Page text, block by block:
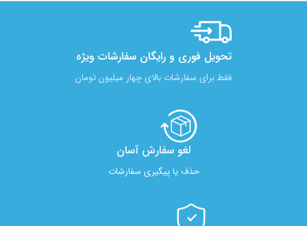
تحویل فوری و رایگان سفارشات ویژه
فقط برای سفارشات بالای چهار میلیون تومان
لغو سفارش آسان​
حذف یا پیگیری سفارشات